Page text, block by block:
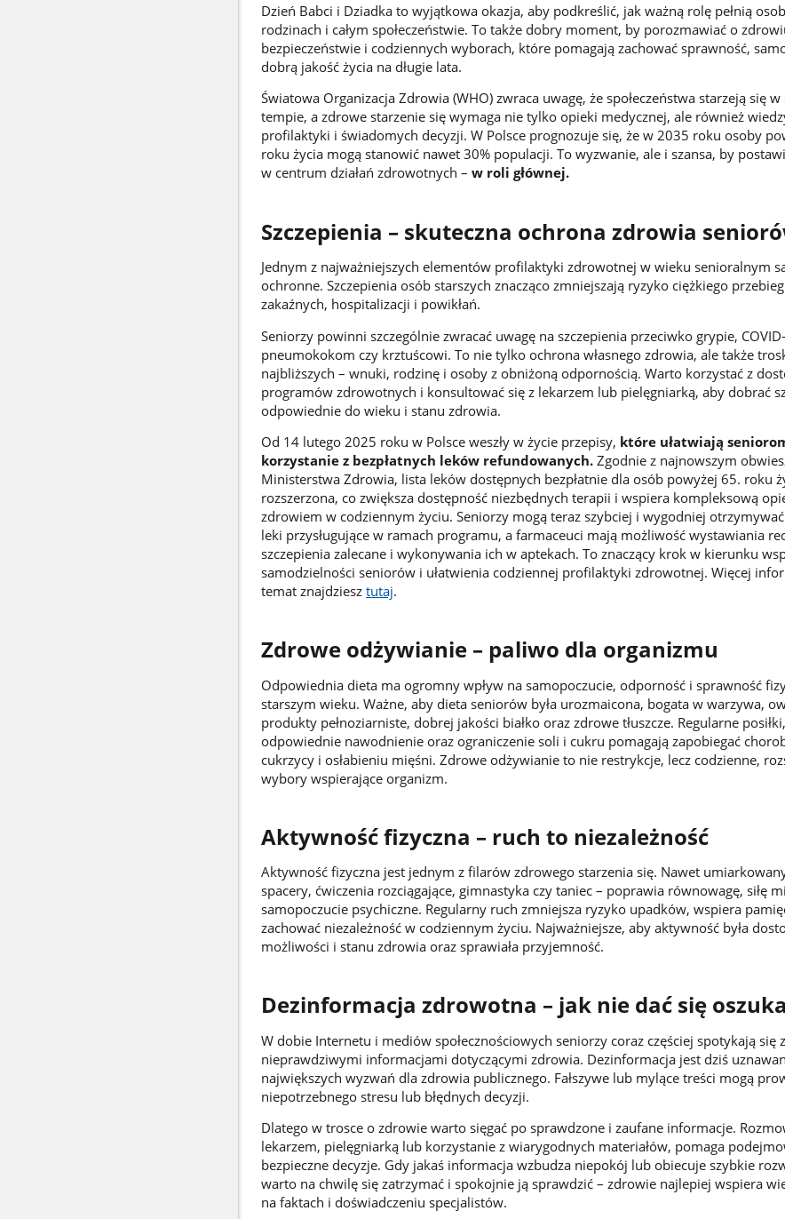
Dzień Babci i Dziadka to wyjątkowa okazja, aby podkreślić, jak ważną rolę pełnią
rodzinach i całym społeczeństwie. To także dobry moment, by porozmawiać o
bezpieczeństwie i codziennych wyborach, które pomagają zachować sprawność,
dobrą jakość życia na długie lata.
Światowa Organizacja Zdrowia (WHO) zwraca uwagę, że społeczeństwa starzeją się
tempie, a zdrowe starzenie się wymaga nie tylko opieki medycznej, ale również
profilaktyki i świadomych decyzji. W Polsce prognozuje się, że w 2035 roku osoby
roku życia mogą stanowić nawet 30% populacji. To wyzwanie, ale i szansa, by
w centrum działań zdrowotnych – w roli głównej.
Szczepienia – skuteczna ochrona zdrowia
Jednym z najważniejszych elementów profilaktyki zdrowotnej w wieku senioralnym
ochronne. Szczepienia osób starszych znacząco zmniejszają ryzyko ciężkiego
zakaźnych, hospitalizacji i powikłań.
Seniorzy powinni szczególnie zwracać uwagę na szczepienia przeciwko grypie,
pneumokokom czy krztuścowi. To nie tylko ochrona własnego zdrowia, ale także
najbliższych – wnuki, rodzinę i osoby z obniżoną odpornością. Warto korzystać z
programów zdrowotnych i konsultować się z lekarzem lub pielęgniarką, aby dobrać
odpowiednie do wieku i stanu zdrowia.
Od 14 lutego 2025 roku w Polsce weszły w życie przepisy, które ułatwiają
korzystanie z bezpłatnych leków refundowanych. Zgodnie z najnowszym
Ministerstwa Zdrowia, lista leków dostępnych bezpłatnie dla osób powyżej 65. roku
rozszerzona, co zwiększa dostępność niezbędnych terapii i wspiera kompleksową
zdrowiem w codziennym życiu. Seniorzy mogą teraz szybciej i wygodniej
leki przysługujące w ramach programu, a farmaceuci mają możliwość wystawiania
szczepienia zalecane i wykonywania ich w aptekach. To znaczący krok w kierunku
samodzielności seniorów i ułatwienia codziennej profilaktyki zdrowotnej. Więcej
temat znajdziesz tutaj.
Zdrowe odżywianie – paliwo dla organizmu
Odpowiednia dieta ma ogromny wpływ na samopoczucie, odporność i sprawność
starszym wieku. Ważne, aby dieta seniorów była urozmaicona, bogata w warzywa,
produkty pełnoziarniste, dobrej jakości białko oraz zdrowe tłuszcze. Regularne posiłki,
odpowiednie nawodnienie oraz ograniczenie soli i cukru pomagają zapobiegać
cukrzycy i osłabieniu mięśni. Zdrowe odżywianie to nie restrykcje, lecz codzienne,
wybory wspierające organizm.
Aktywność fizyczna – ruch to niezależność
Aktywność fizyczna jest jednym z filarów zdrowego starzenia się. Nawet
spacery, ćwiczenia rozciągające, gimnastyka czy taniec – poprawia równowagę, siłę
samopoczucie psychiczne. Regularny ruch zmniejsza ryzyko upadków, wspiera
zachować niezależność w codziennym życiu. Najważniejsze, aby aktywność była
możliwości i stanu zdrowia oraz sprawiała przyjemność.
Dezinformacja zdrowotna – jak nie dać się
W dobie Internetu i mediów społecznościowych seniorzy coraz częściej spotykają się z
nieprawdziwymi informacjami dotyczącymi zdrowia. Dezinformacja jest dziś
największych wyzwań dla zdrowia publicznego. Fałszywe lub mylące treści mogą
niepotrzebnego stresu lub błędnych decyzji.
Dlatego w trosce o zdrowie warto sięgać po sprawdzone i zaufane informacje.
lekarzem, pielęgniarką lub korzystanie z wiarygodnych materiałów, pomaga
bezpieczne decyzje. Gdy jakaś informacja wzbudza niepokój lub obiecuje szybkie
warto na chwilę się zatrzymać i spokojnie ją sprawdzić – zdrowie najlepiej wspiera
na faktach i doświadczeniu specjalistów.